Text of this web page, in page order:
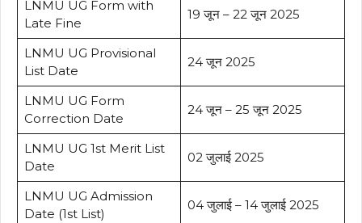
LNMU UG Form with
Late Fine
19 जून – 22 जून 2025
LNMU UG Provisional
List Date
24 जून 2025
LNMU UG Form
Correction Date
24 जून – 25 जून 2025
LNMU UG 1st Merit List
Date
02 जुलाई 2025
LNMU UG Admission
Date (1st List)
04 जुलाई – 14 जुलाई 2025